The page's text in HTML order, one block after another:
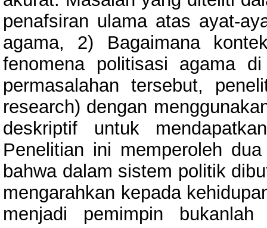
penafsiran ulama atas ayat-
agama, 2) Bagaimana
fenomena politisasi agama
permasalahan tersebut,
research) dengan
deskriptif untuk
Penelitian ini memperoleh
bahwa dalam sistem politik
mengarahkan kepada
menjadi pemimpin